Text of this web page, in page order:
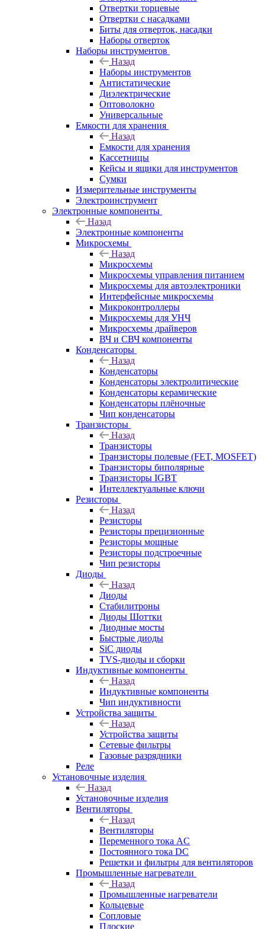
Отвертки торцевые
Отвертки с насадками
Биты для отверток, насадки
Наборы отверток
Наборы инструментов
Назад
Наборы инструментов
Антистатические
Диэлектрические
Оптоволокно
Универсальные
Емкости для хранения
Назад
Емкости для хранения
Кассетницы
Кейсы и ящики для инструментов
Сумки
Измерительные инструменты
Электроинструмент
Электронные компоненты
Назад
Электронные компоненты
Микросхемы
Назад
Микросхемы
Микросхемы управления питанием
Микросхемы для автоэлектроники
Интерфейсные микросхемы
Микроконтроллеры
Микросхемы для УНЧ
Микросхемы драйверов
ВЧ и СВЧ компоненты
Конденсаторы
Назад
Конденсаторы
Конденсаторы электролитические
Конденсаторы керамические
Конденсаторы плёночные
Чип конденсаторы
Транзисторы
Назад
Транзисторы
Транзисторы полевые (FET, MOSFET)
Транзисторы биполярные
Транзисторы IGBT
Интеллектуальные ключи
Резисторы
Назад
Резисторы
Резисторы прецизионные
Резисторы мощные
Резисторы подстроечные
Чип резисторы
Диоды
Назад
Диоды
Стабилитроны
Диоды Шоттки
Диодные мосты
Быстрые диоды
SiC диоды
TVS-диоды и сборки
Индуктивные компоненты
Назад
Индуктивные компоненты
Чип индуктивности
Устройства защиты
Назад
Устройства защиты
Сетевые фильтры
Газовые разрядники
Реле
Установочные изделия
Назад
Установочные изделия
Вентиляторы
Назад
Вентиляторы
Переменного тока AC
Постоянного тока DC
Решетки и фильтры для вентиляторов
Промышленные нагреватели
Назад
Промышленные нагреватели
Кольцевые
Сопловые
Плоские